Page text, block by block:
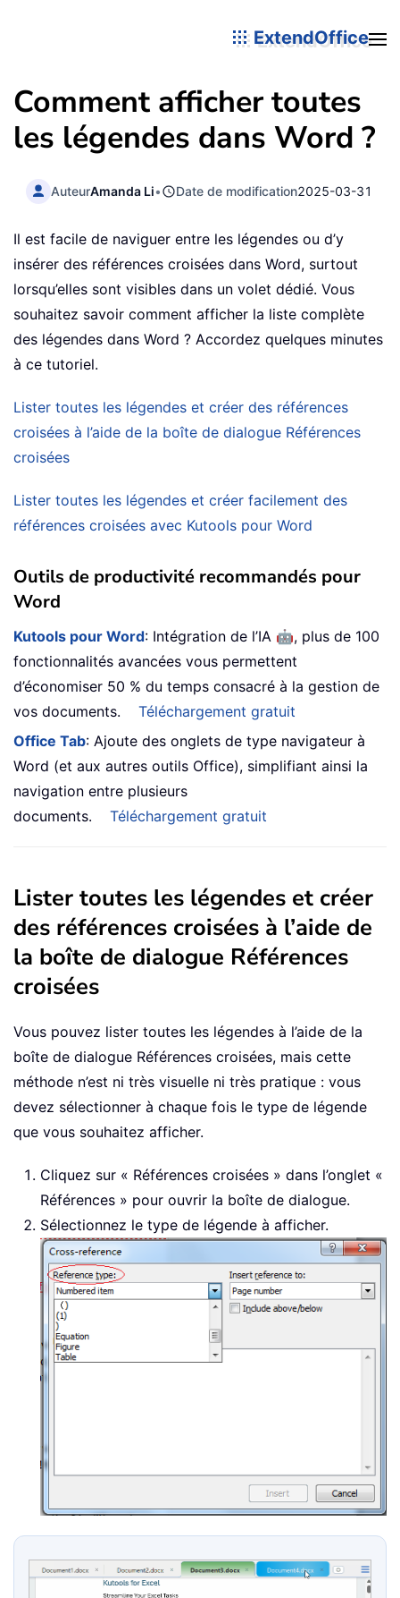
ExtendOffice
Comment afficher toutes
les légendes dans Word ?
AuteurAmanda Li• Date de modification2025-03-31
Il est facile de naviguer entre les légendes ou d’y
insérer des références croisées dans Word, surtout
lorsqu’elles sont visibles dans un volet dédié. Vous
souhaitez savoir comment afficher la liste complète
des légendes dans Word ? Accordez quelques minutes
à ce tutoriel.
Lister toutes les légendes et créer des références
croisées à l’aide de la boîte de dialogue Références
croisées
Lister toutes les légendes et créer facilement des
références croisées avec Kutools pour Word
Outils de productivité recommandés pour
Word
Kutools pour Word: Intégration de l’IA 🤖, plus de 100
fonctionnalités avancées vous permettent
d’économiser 50 % du temps consacré à la gestion de
vos documents.
Téléchargement gratuit
Office Tab: Ajoute des onglets de type navigateur à
Word (et aux autres outils Office), simplifiant ainsi la
navigation entre plusieurs
documents.
Téléchargement gratuit
Lister toutes les légendes et créer
des références croisées à l’aide de
la boîte de dialogue Références
croisées
Vous pouvez lister toutes les légendes à l’aide de la
boîte de dialogue Références croisées, mais cette
méthode n’est ni très visuelle ni très pratique : vous
devez sélectionner à chaque fois le type de légende
que vous souhaitez afficher.
Cliquez sur « Références croisées » dans l’onglet «
Références » pour ouvrir la boîte de dialogue.
Sélectionnez le type de légende à afficher.